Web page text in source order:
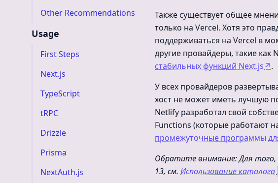
Other Recommendations
Usage
First Steps
Next.js
TypeScript
tRPC
Drizzle
Prisma
NextAuth.js
Также существует общее
только на Vercel. Хотя это
поддерживаться на Vercel в
другие провайдеры, такие как
стабильных функций Next.js↗.
У всех провайдеров
хост не может иметь лучшую
Netlify разработал свой
Functions (которые работают
промежуточные программы
Обратите внимание: Для
13, см. Использование каталога